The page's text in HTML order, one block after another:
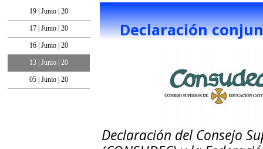
19 | Junio | 20
17 | Junio | 20
16 | Junio | 20
13 | Junio | 20
05 | Junio | 20
Declaración
Declaración del Consejo